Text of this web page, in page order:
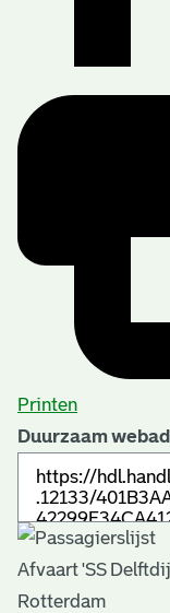
Printen
Duurzaam
Afvaart 'SS
Rotterdam